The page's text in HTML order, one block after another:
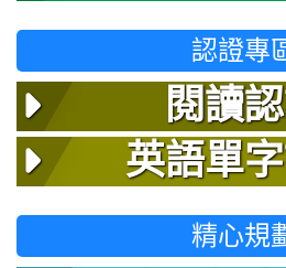
認證專
閱讀
英語單
精心規